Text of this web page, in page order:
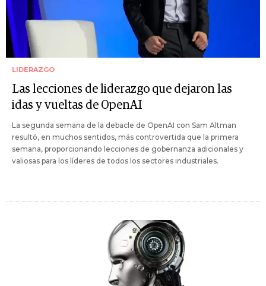
LIDERAZGO
Las lecciones de liderazgo que dejaron las
idas y vueltas de OpenAI
La segunda semana de la debacle de OpenAI con Sam Altman
resultó, en muchos sentidos, más controvertida que la primera
semana, proporcionando lecciones de gobernanza adicionales y
valiosas para los líderes de todos los sectores industriales.